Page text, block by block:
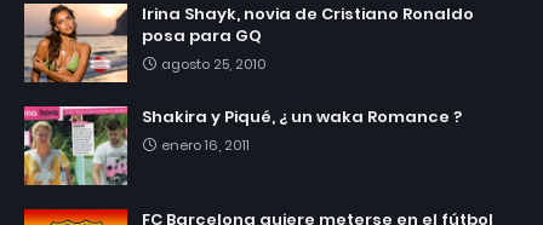
Irina Shayk, novia de Cristiano Ronaldo
posa para GQ
agosto 25, 2010
Shakira y Piqué, ¿ un waka Romance ?
enero 16, 2011
FC Barcelona quiere meterse en el fútbol